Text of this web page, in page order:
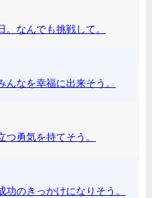
。なんでも挑戦して。
んなを幸福に出来そう。
つ勇気を持てそう。
功のきっかけになりそう。